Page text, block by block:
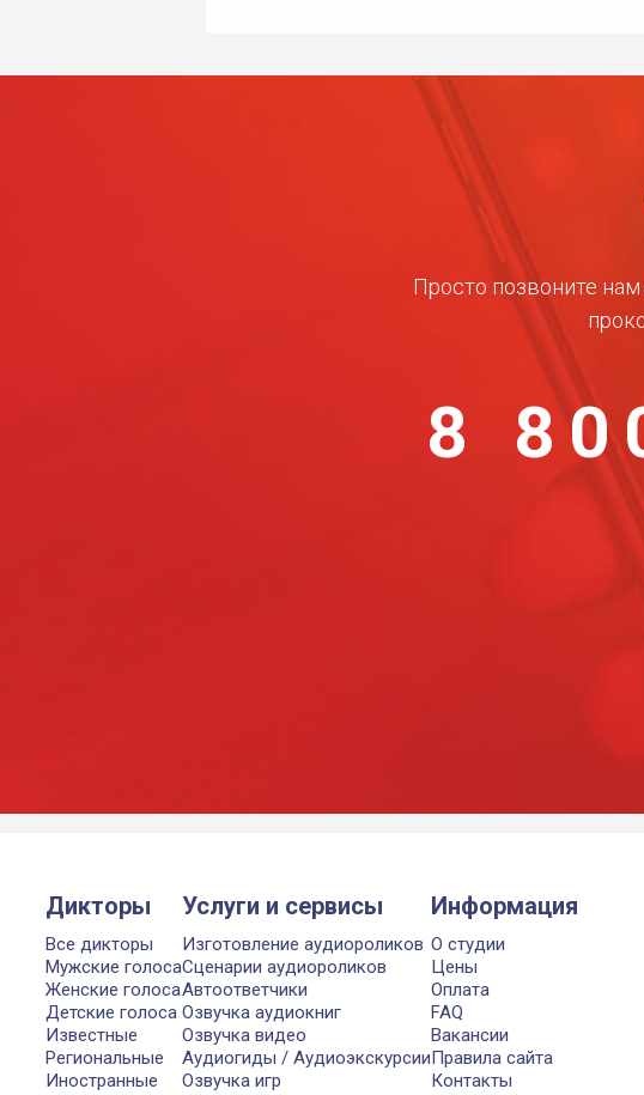
Просто позвоните
8
Дикторы
Все дикторы
Мужские голоса
Женские голоса
Детские голоса
Известные
Региональные
Иностранные
Услуги и сервисы
Изготовление аудиороликов
Сценарии аудиороликов
Автоответчики
Озвучка аудиокниг
Озвучка видео
Аудиогиды / Аудиоэкскурсии
Озвучка игр
Информация
О студии
Цены
Оплата
FAQ
Вакансии
Правила сайта
Контакты